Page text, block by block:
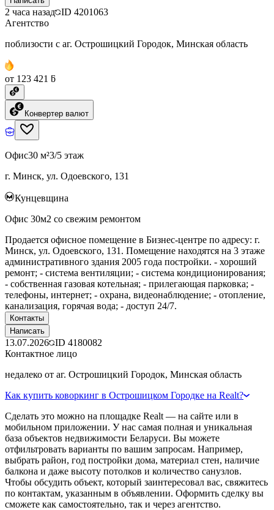
2 часа назад ID 4201063
Агентство
поблизости с аг. Острошицкий Городок, Минская область
от 123 421 ƃ
Конвертер валют
Офис30 м²3/5 этаж
г. Минск, ул. Одоевского, 131
Кунцевщина
Офис 30м2 со свежим ремонтом
Продается офисное помещение в Бизнес-центре по адресу: г.
Минск, ул. Одоевского, 131. Помещение находятся на 3 этаже
административного здания 2005 года постройки. - хороший
ремонт; - система вентиляции; - система кондиционирования;
- собственная газовая котельная; - прилегающая парковка; -
телефоны, интернет; - охрана, видеонаблюдение; - отопление,
канализация, горячая вода; - доступ 24/7.
Контакты
Написать
13.07.2026 ID 4180082
Контактное лицо
недалеко от аг. Острошицкий Городок, Минская область
Как купить коворкинг в Острошицком Городке на Realt?
Сделать это можно на площадке Realt — на сайте или в
мобильном приложении. У нас самая полная и уникальная
база объектов недвижимости Беларуси. Вы можете
отфильтровать варианты по вашим запросам. Например,
выбрать район, год постройки дома, материал стен, наличие
балкона и даже высоту потолков и количество санузлов.
Чтобы обсудить объект, который заинтересовал вас, свяжитесь
по контактам, указанным в объявлении. Оформить сделку вы
сможете как самостоятельно, так и через агентство.